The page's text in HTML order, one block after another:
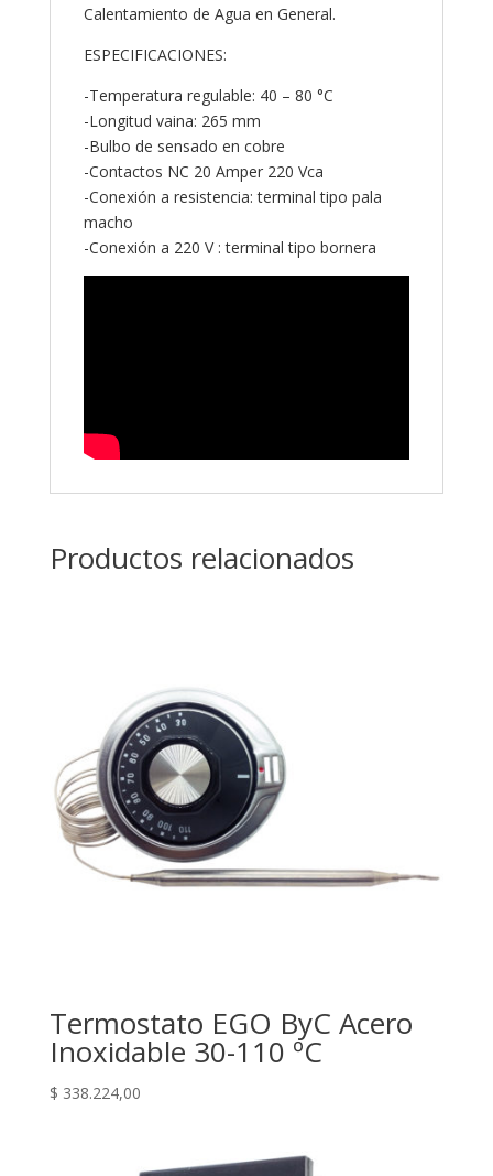
Calentamiento de Agua en General.
ESPECIFICACIONES:
-Temperatura regulable: 40 – 80 °C
-Longitud vaina: 265 mm
-Bulbo de sensado en cobre
-Contactos NC 20 Amper 220 Vca
-Conexión a resistencia: terminal tipo pala
macho
-Conexión a 220 V : terminal tipo bornera
Productos relacionados
Termostato EGO ByC Acero
Inoxidable 30-110 ºC
$ 338.224,00